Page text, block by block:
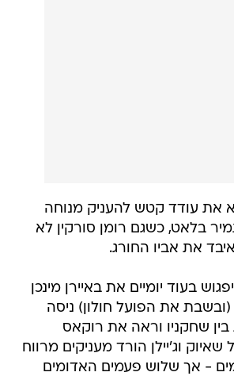
את עודד קטש להעניק מנוחה
בלאט, כשגם רומן סורקין לא
את אביו החורג.
בעוד יומיים את באיירן מינכן
(ובשבת את הפועל חולון) ניסה
שחקניו וראה את רוקאס
שאיוק וג'יילן הורד מעניקים מרווח
- אך שלוש פעמים האדומים